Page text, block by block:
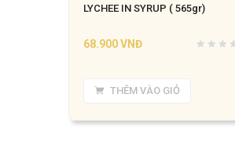
LYCHEE IN SYRUP ( 565gr)
68.900VNĐ
THÊM VÀO GIỎ